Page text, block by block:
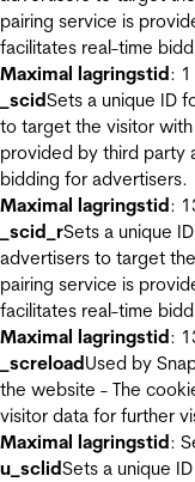
pairing service is
facilitates real-time
Maximal lagringstid: 1
_scidSets a unique ID
to target the visitor
provided by third party
bidding for advertisers.
Maximal lagringstid:
_scid_rSets a unique
advertisers to target
pairing service is
facilitates real-time
Maximal lagringstid:
_screloadUsed by
the website - The
visitor data for further
Maximal lagringstid:
u_sclidSets a unique